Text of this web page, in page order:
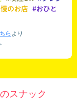
のお店 #おひと
ら より
スナック